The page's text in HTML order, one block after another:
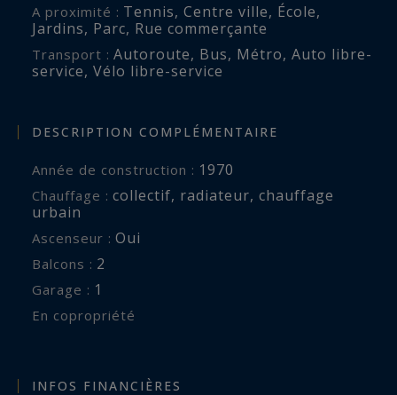
A proximité : Tennis, Centre ville, École,
Jardins, Parc, Rue commerçante
Transport : Autoroute, Bus, Métro, Auto libre-
service, Vélo libre-service
DESCRIPTION COMPLÉMENTAIRE
Année de construction : 1970
Chauffage : collectif, radiateur, chauffage
urbain
Ascenseur : Oui
balcons : 2
garage : 1
En copropriété
INFOS FINANCIÈRES